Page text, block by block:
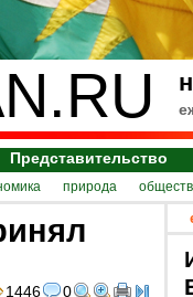
Представительство
природа
1446 0